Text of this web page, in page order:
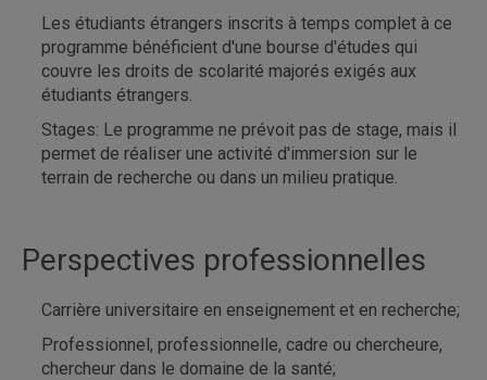
Les étudiants étrangers inscrits à temps complet à ce
programme bénéficient d'une bourse d'études qui
couvre les droits de scolarité majorés exigés aux
étudiants étrangers.
Stages: Le programme ne prévoit pas de stage, mais il
permet de réaliser une activité d'immersion sur le
terrain de recherche ou dans un milieu pratique.
Perspectives professionnelles
Carrière universitaire en enseignement et en recherche;
Professionnel, professionnelle, cadre ou chercheure,
chercheur dans le domaine de la santé;